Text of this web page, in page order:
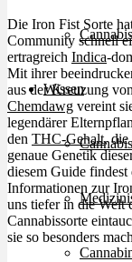
Wissen
Die Iron Fist Sorte
Community schnell
ertragreich Indica-
Mit ihrer
aus der Kreuzung
Chemdawg vereint
legendärer
den THC-Gehalt, die
genaue Genetik
diesem Guide
Informationen zur
uns tiefer in die Welt
Cannabissorte
sie so besonders